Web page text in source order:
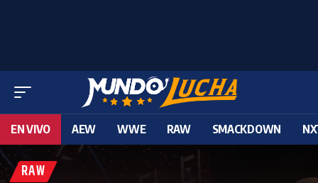
EN VIVO AEW WWE RAW SMACKDOWN
RAW